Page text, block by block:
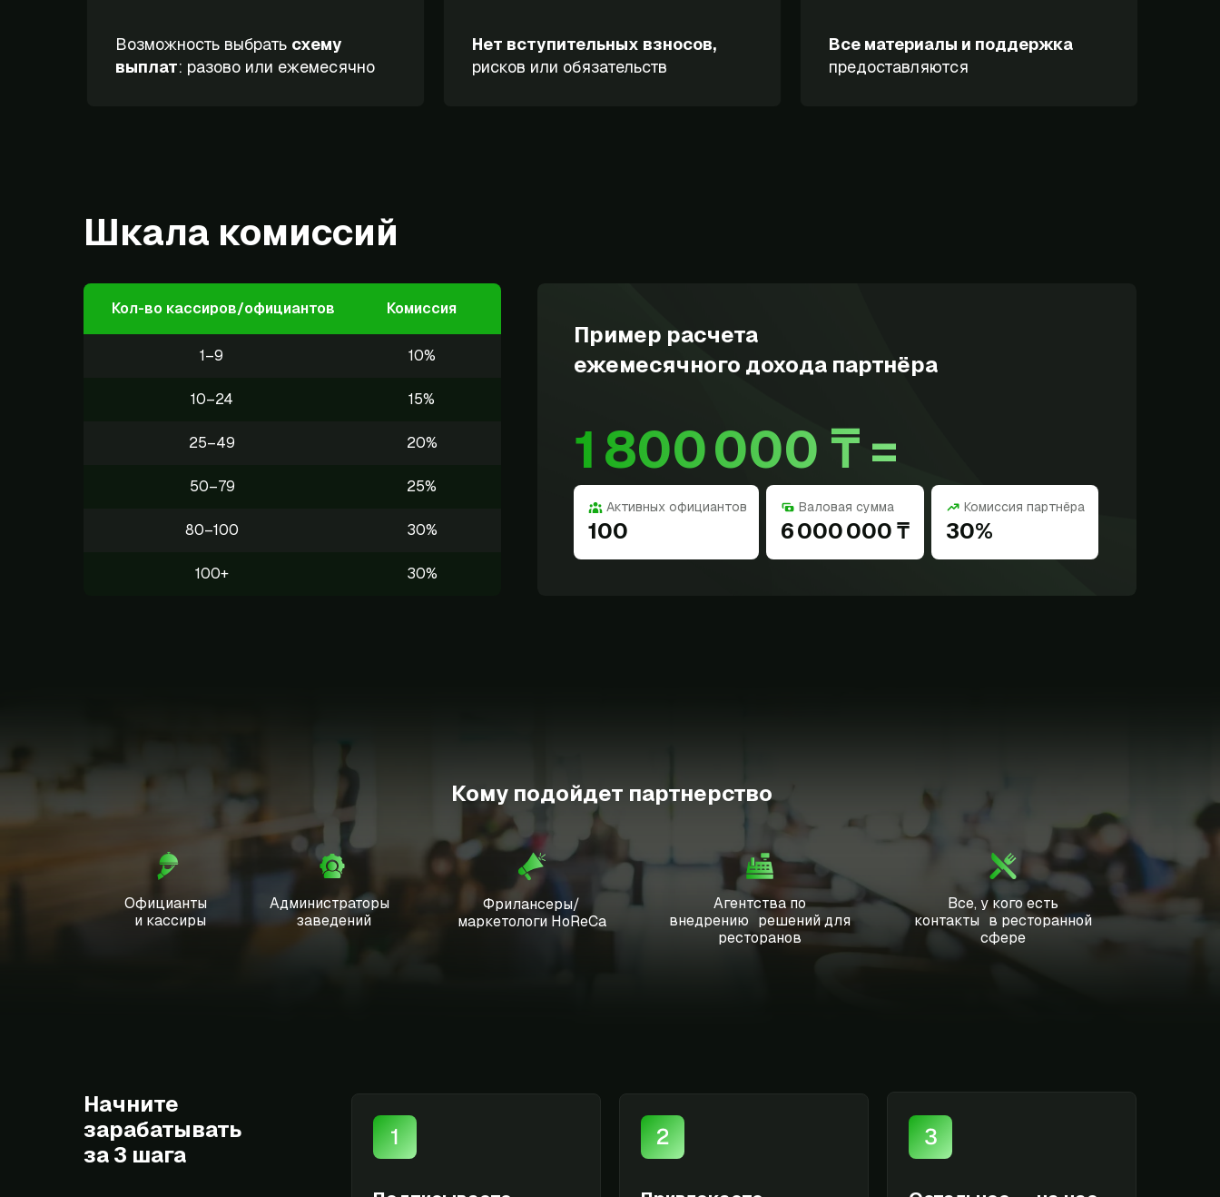
Возможность выбрать схему
выплат: разово или ежемесячно
Нет вступительных взносов,
рисков или обязательств
Все материалы и поддержка
предоставляются
30%
100+
30%
80–100
25%
50–79
20%
25–49
15%
10–24
Шкала комиссий
10%
1–9
Кол-во кассиров/официантов
1 800 000 ₸ =
Пример расчета
ежемесячного дохода партнёра
Комиссия
Комиссия партнёра
30%
Валовая сумма
6 000 000 ₸
Активных официантов
100
Все, у кого есть
контакты в ресторанной
сфере
Агентства по
внедрению решений для
ресторанов
Официанты
и кассиры
Фрилансеры/
маркетологи HoReCa
Администраторы
заведений
Кому подойдет партнерство
Кому подойдет партнерство
Начните
зарабатывать
за 3 шага